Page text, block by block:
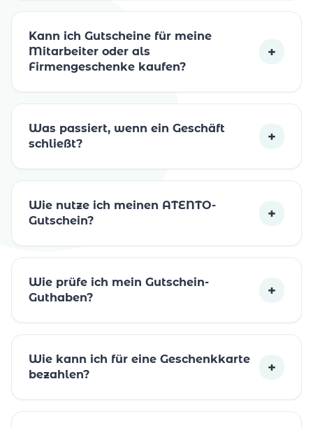
Kann ich Gutscheine für meine
Mitarbeiter oder als
Firmengeschenke kaufen?
+
Was passiert, wenn ein Geschäft
schließt?
+
Wie nutze ich meinen ATENTO-
Gutschein?
+
Wie prüfe ich mein Gutschein-
Guthaben?
+
Wie kann ich für eine Geschenkkarte
bezahlen?
+